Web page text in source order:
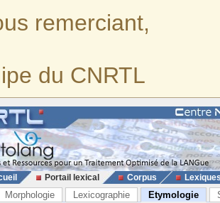
remerciant,
du CNRTL
Portail lexical Corpus
Morphologie Lexicographie Etymologie